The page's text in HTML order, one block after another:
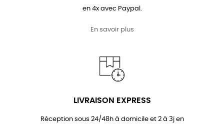
en 4x avec Paypal.
En savoir plus
LIVRAISON EXPRESS
Réception sous 24/48h à domicile et 2 à 3j en